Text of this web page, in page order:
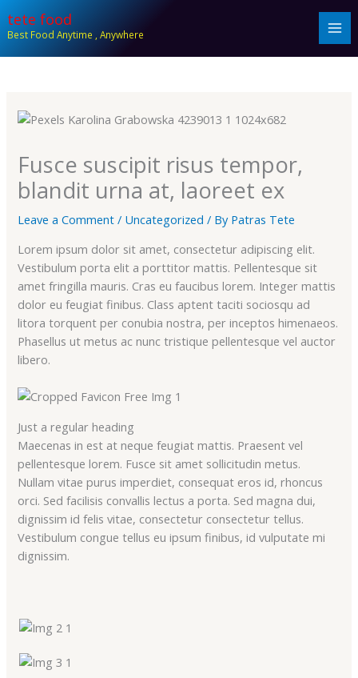
totete food
Best Food Anytime , Anywhere
Fusce suscipit risus tempor,
blandit urna at, laoreet ex
Leave a Comment / Uncategorized / By Patras Tete
Lorem ipsum dolor sit amet, consectetur adipiscing elit.
Vestibulum porta elit a porttitor mattis. Pellentesque sit
amet fringilla mauris. Cras eu faucibus lorem. Integer mattis
dolor eu feugiat finibus. Class aptent taciti sociosqu ad
litora torquent per conubia nostra, per inceptos himenaeos.
Phasellus ut metus ac nunc tristique pellentesque vel auctor
libero.
Just a regular heading
Maecenas in est at neque feugiat mattis. Praesent vel
pellentesque lorem. Fusce sit amet sollicitudin metus.
Nullam vitae purus imperdiet, consequat eros id, rhoncus
orci. Sed facilisis convallis lectus a porta. Sed magna dui,
dignissim id felis vitae, consectetur consectetur tellus.
Vestibulum congue tellus eu ipsum finibus, id vulputate mi
dignissim.